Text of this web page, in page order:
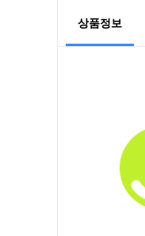
상품정보